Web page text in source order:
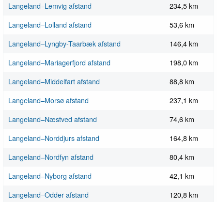
Langeland–Lemvig afstand
234,5 km
Langeland–Lolland afstand
53,6 km
Langeland–Lyngby-Taarbæk afstand
146,4 km
Langeland–Mariagerfjord afstand
198,0 km
Langeland–Middelfart afstand
88,8 km
Langeland–Morsø afstand
237,1 km
Langeland–Næstved afstand
74,6 km
Langeland–Norddjurs afstand
164,8 km
Langeland–Nordfyn afstand
80,4 km
Langeland–Nyborg afstand
42,1 km
Langeland–Odder afstand
120,8 km